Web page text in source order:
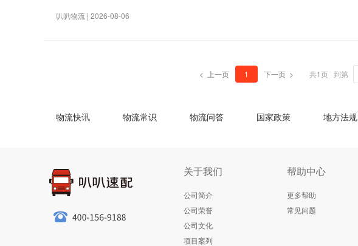
叭叭物流 | 2026-08-06
< 上一页 1 下一页 > 共1页 到第
物流快讯 物流常识 物流问答 国家政策 地方法规
关于我们
公司简介
公司荣誉
公司文化
项目案列
帮助中心
更多帮助
常见问题